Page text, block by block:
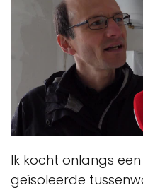
Ik kocht onlangs
geïsoleerde